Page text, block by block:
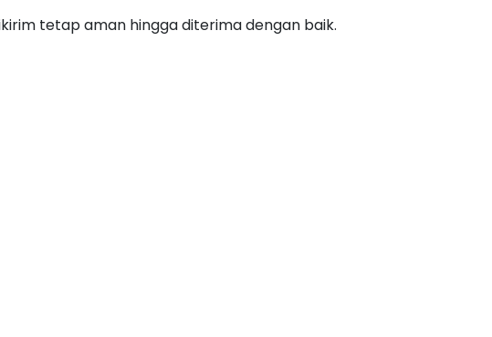
tetap aman hingga diterima dengan baik.